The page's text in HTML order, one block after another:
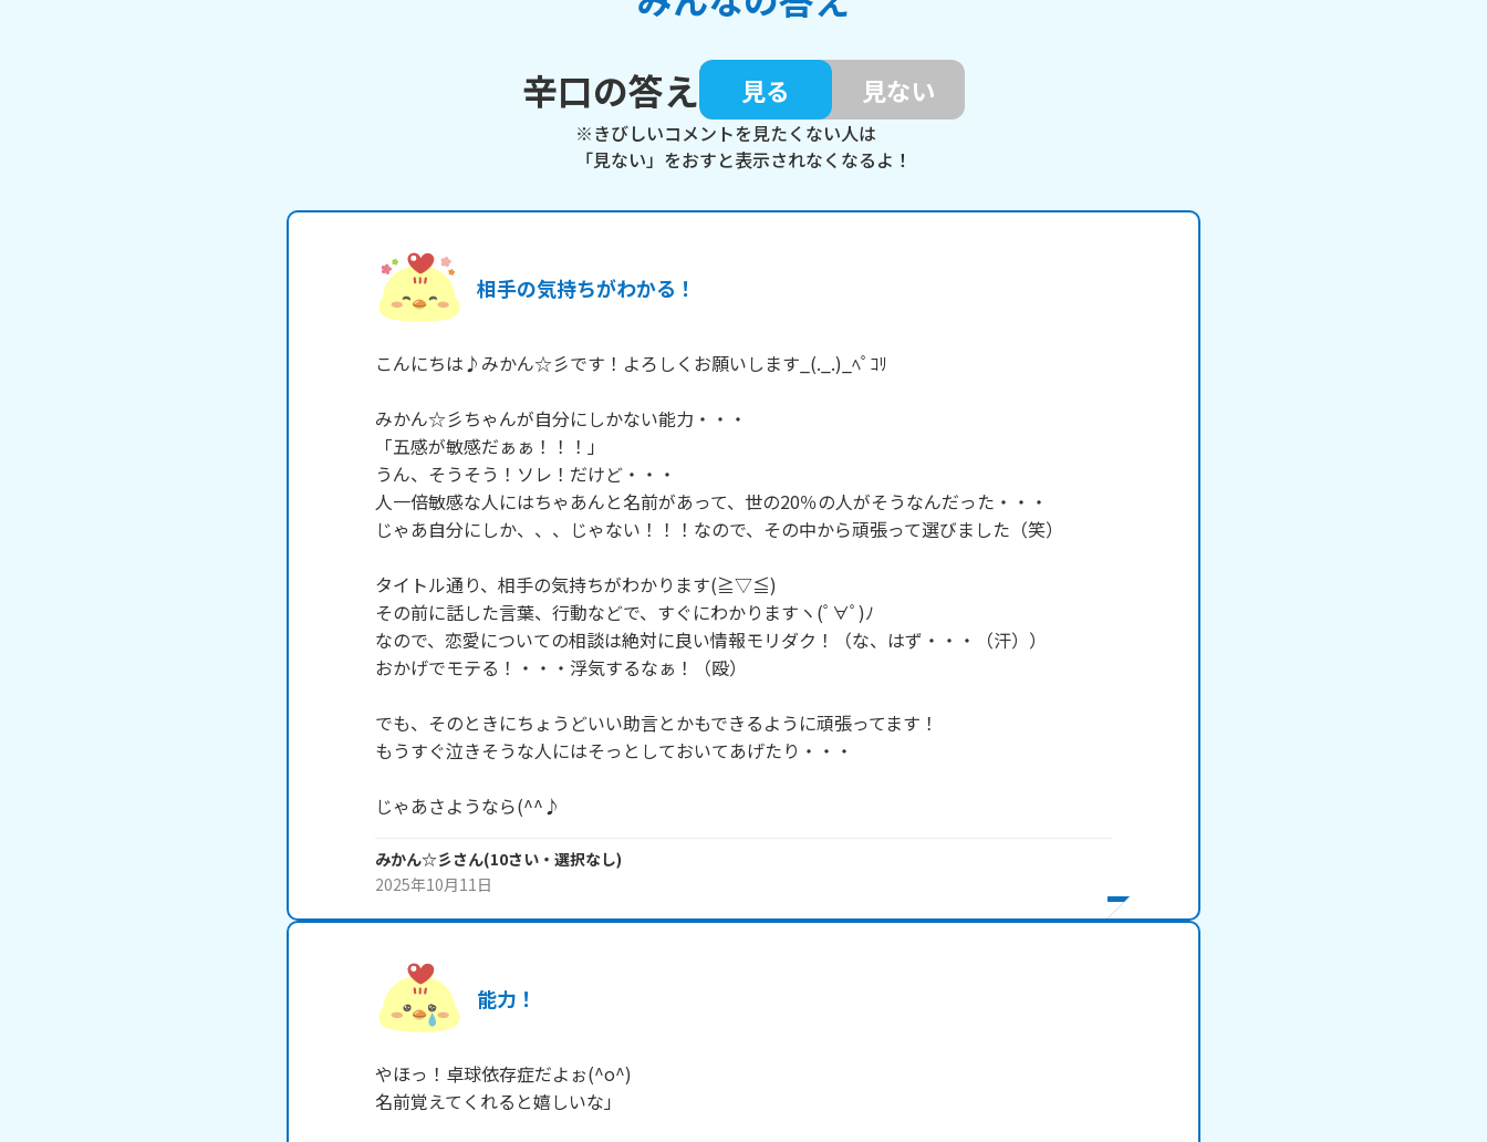
辛口の答え
見る 見ない
※きびしいコメントを見たくない人は
「見ない」をおすと表示されなくなるよ！
相手の気持ちがわかる！
こんにちは♪みかん☆彡です！よろしくお願いします_(._.)_ﾍﾟｺﾘ
みかん☆彡ちゃんが自分にしかない能力・・・
「五感が敏感だぁぁ！！！」
うん、そうそう！ソレ！だけど・・・
人一倍敏感な人にはちゃあんと名前があって、世の20％の人がそうなんだった・・・
じゃあ自分にしか、、、じゃない！！！なので、その中から頑張って選びました（笑）
タイトル通り、相手の気持ちがわかります(≧▽≦)
その前に話した言葉、行動などで、すぐにわかりますヽ(ﾟ∀ﾟ)ﾉ
なので、恋愛についての相談は絶対に良い情報モリダク！（な、はず・・・（汗））
おかげでモテる！・・・浮気するなぁ！（殴）
でも、そのときにちょうどいい助言とかもできるように頑張ってます！
もうすぐ泣きそうな人にはそっとしておいてあげたり・・・
じゃあさようなら(^^♪
みかん☆彡さん(10さい・ 選択なし)
2025年10月11日
能力！
やほっ！卓球依存症だよぉ(^o^)
名前覚えてくれると嬉しいな」